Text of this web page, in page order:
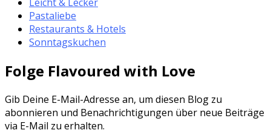
Pastaliebe
Restaurants & Hotels
Sonntagskuchen
Folge Flavoured with Love
Gib Deine E-Mail-Adresse an, um diesen Blog zu
abonnieren und Benachrichtigungen über neue Beiträge
via E-Mail zu erhalten.